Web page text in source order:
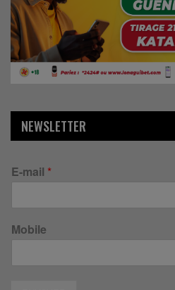
NEWSLETTER
E-mail *
Mobile